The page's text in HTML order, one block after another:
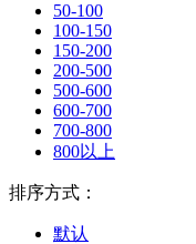
50-100
100-150
150-200
200-500
500-600
600-700
700-800
800以上
排序方式：
默认